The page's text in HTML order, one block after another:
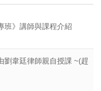
班》講師與課程介紹
劉韋廷律師親自授課 ~(趕